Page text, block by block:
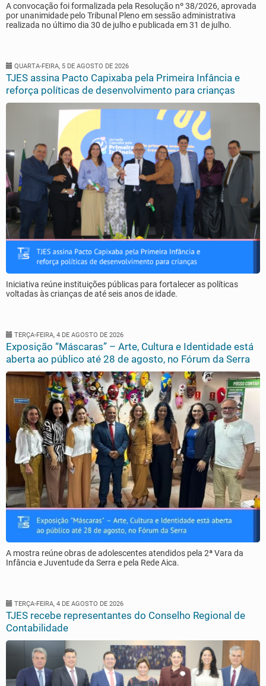
A convocação foi formalizada pela Resolução nº 38/2026, aprovada
por unanimidade pelo Tribunal Pleno em sessão administrativa
realizada no último dia 30 de julho e publicada em 31 de julho.
QUARTA-FEIRA, 5 DE AGOSTO DE 2026
TJES assina Pacto Capixaba pela Primeira Infância e
reforça políticas de desenvolvimento para crianças
Iniciativa reúne instituições públicas para fortalecer as políticas
voltadas às crianças de até seis anos de idade.
TERÇA-FEIRA, 4 DE AGOSTO DE 2026
Exposição “Máscaras” – Arte, Cultura e Identidade está
aberta ao público até 28 de agosto, no Fórum da Serra
A mostra reúne obras de adolescentes atendidos pela 2ª Vara da
Infância e Juventude da Serra e pela Rede Aica.
TERÇA-FEIRA, 4 DE AGOSTO DE 2026
TJES recebe representantes do Conselho Regional de
Contabilidade